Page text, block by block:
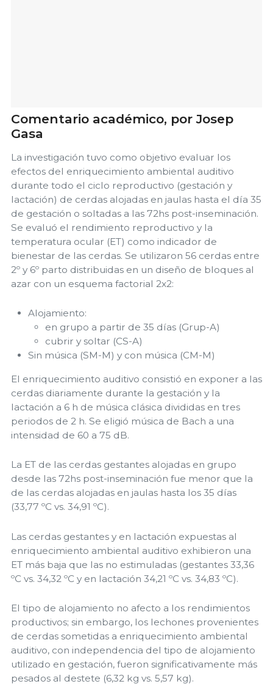
Comentario académico, por Josep
Gasa
La investigación tuvo como objetivo evaluar los
efectos del enriquecimiento ambiental auditivo
durante todo el ciclo reproductivo (gestación y
lactación) de cerdas alojadas en jaulas hasta el día 35
de gestación o soltadas a las 72hs post-inseminación.
Se evaluó el rendimiento reproductivo y la
temperatura ocular (ET) como indicador de
bienestar de las cerdas. Se utilizaron 56 cerdas entre
2º y 6º parto distribuidas en un diseño de bloques al
azar con un esquema factorial 2x2:
Alojamiento:
en grupo a partir de 35 días (Grup-A)
cubrir y soltar (CS-A)
Sin música (SM-M) y con música (CM-M)
El enriquecimiento auditivo consistió en exponer a las
cerdas diariamente durante la gestación y la
lactación a 6 h de música clásica divididas en tres
periodos de 2 h. Se eligió música de Bach a una
intensidad de 60 a 75 dB.
La ET de las cerdas gestantes alojadas en grupo
desde las 72hs post-inseminación fue menor que la
de las cerdas alojadas en jaulas hasta los 35 días
(33,77 ºC vs. 34,91 ºC).
Las cerdas gestantes y en lactación expuestas al
enriquecimiento ambiental auditivo exhibieron una
ET más baja que las no estimuladas (gestantes 33,36
ºC vs. 34,32 ºC y en lactación 34,21 ºC vs. 34,83 ºC).
El tipo de alojamiento no afecto a los rendimientos
productivos; sin embargo, los lechones provenientes
de cerdas sometidas a enriquecimiento ambiental
auditivo, con independencia del tipo de alojamiento
utilizado en gestación, fueron significativamente más
pesados al destete (6,32 kg vs. 5,57 kg).